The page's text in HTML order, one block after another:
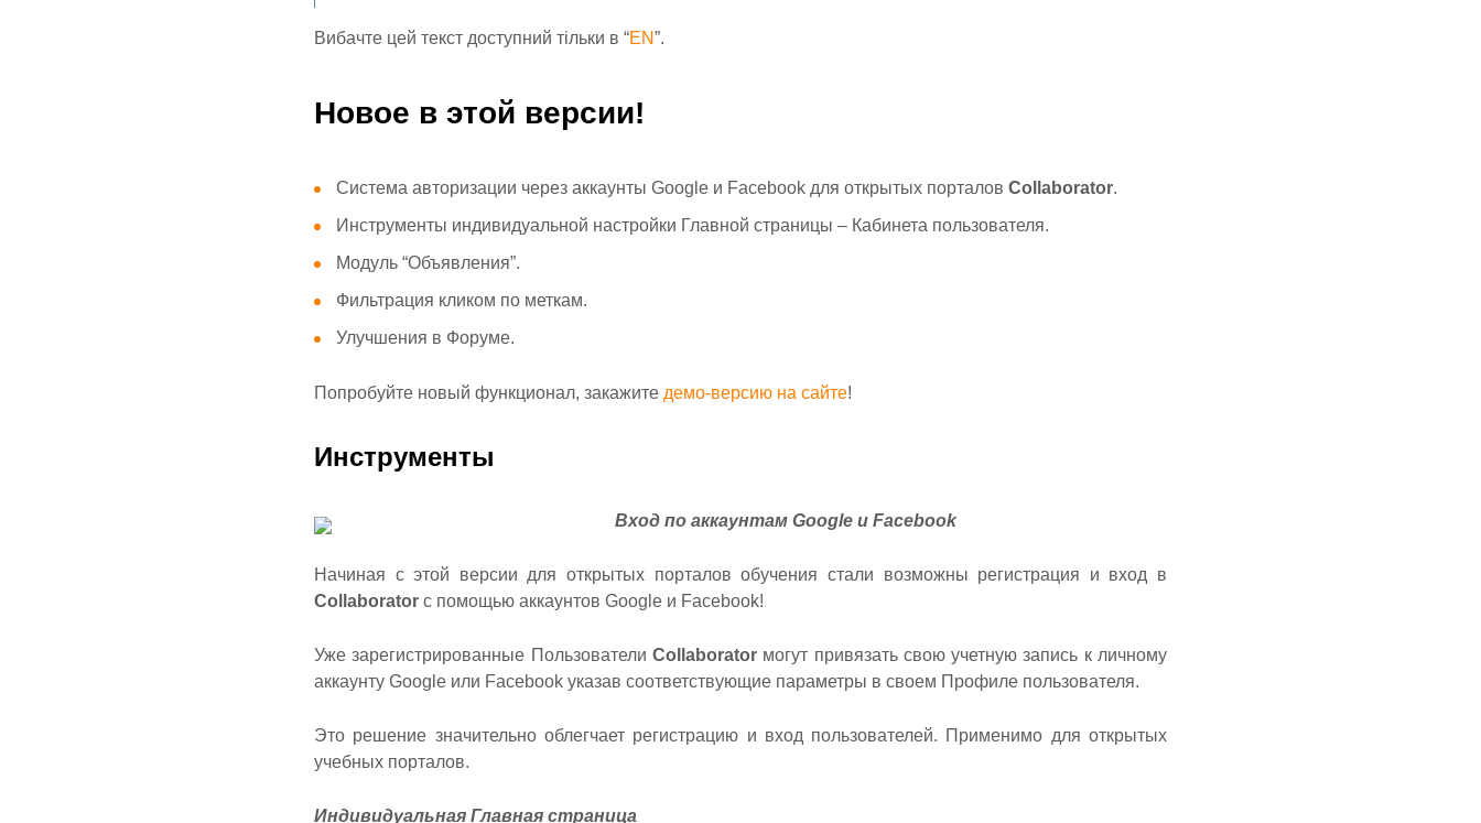
Вибачте цей текст доступний тільки в “EN”.
Новое в этой версии!
Система авторизации через аккаунты Google и Facebook для открытых порталов Collaborator.
Инструменты индивидуальной настройки Главной страницы – Кабинета пользователя.
Модуль “Объявления”.
Фильтрация кликом по меткам.
Улучшения в Форуме.
Попробуйте новый функционал, закажите демо-версию на сайте!
Инструменты
Вход по аккаунтам Google и Facebook
Начиная с этой версии для открытых порталов обучения стали возможны регистрация и вход в
Collaborator с помощью аккаунтов Google и Facebook!
Уже зарегистрированные Пользователи Collaboratorмогут привязать свою учетную запись к личному
аккаунту Google или Facebook указав соответствующие параметры в своем Профиле пользователя.
Это решение значительно облегчает регистрацию и вход пользователей. Применимо для открытых
учебных порталов.
Индивидуальная Главная страница